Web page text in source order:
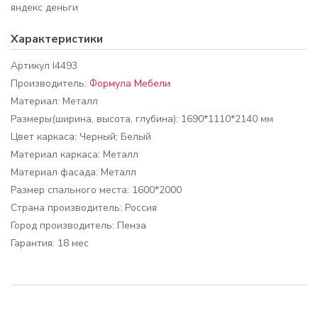
Характеристики
Артикул I4493
Производитель: Формула Мебели
Материал: Металл
Размеры(ширина, высота, глубина): 1690*1110*2140 мм
Цвет каркаса: Черный; Белый
Материал каркаса: Металл
Материал фасада: Металл
Размер спального места: 1600*2000
Cтрана производитель: Россия
Город производитель: Пенза
Гарантия: 18 мес